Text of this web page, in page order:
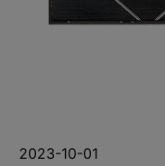
2023-10-01